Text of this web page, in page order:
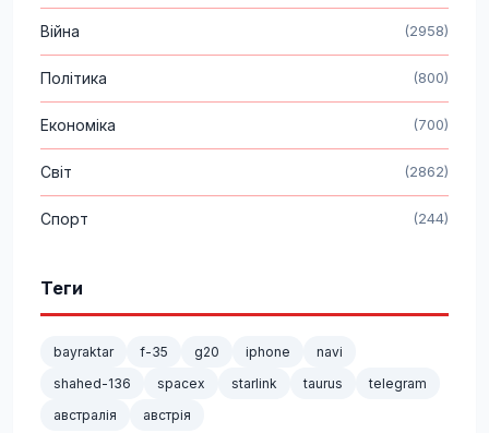
Війна (2958)
Політика (800)
Економіка (700)
Світ (2862)
Спорт (244)
Теги
bayraktar f-35 g20 iphone
navi
shahed-136
spacex starlink taurus
telegram
австралія
австрія